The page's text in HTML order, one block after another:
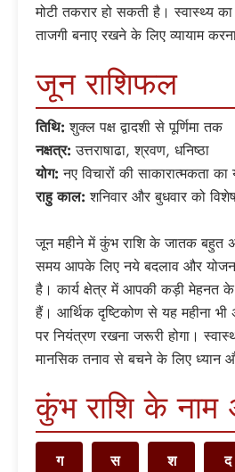
मोटी तकरार हो सकती है। स्वास्थ्य
ताजगी बनाए रखने के लिए व्यायाम
जून राशिफल
तिथि: शुक्ल पक्ष द्वादशी से पूर्णिमा तक
नक्षत्र: उत्तराषाढा, श्रवण, धनिष्ठा
योग: नए विचारों की साकारात्मकता का
राहु काल: शनिवार और बुधवार को
जून महीने में कुंभ राशि के जातक बहुत
समय आपके लिए नये बदलाव और
है। कार्य क्षेत्र में आपकी कड़ी मेहनत
हैं। आर्थिक दृष्टिकोण से यह महीना भी
पर नियंत्रण रखना जरूरी होगा।
मानसिक तनाव से बचने के लिए ध्यान
कुंभ राशि के नाम
ग स श द